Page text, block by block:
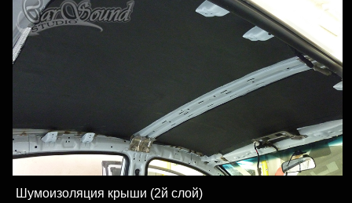
Шумоизоляция крыши (2й слой)